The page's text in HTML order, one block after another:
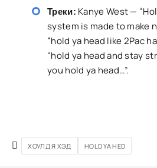
Треки: Kanye West —
system is made to make
“hold ya head like 2Pac
“hold ya head and stay
you hold ya head…”.
ХОУЛД Я ХЭД HOLD YA HED